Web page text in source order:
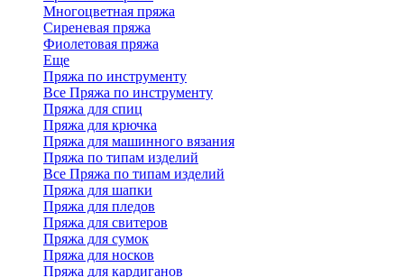
Многоцветная пряжа
Сиреневая пряжа
Фиолетовая пряжа
Еще
Пряжа по инструменту
Все Пряжа по инструменту
Пряжа для спиц
Пряжа для крючка
Пряжа для машинного вязания
Пряжа по типам изделий
Все Пряжа по типам изделий
Пряжа для шапки
Пряжа для пледов
Пряжа для свитеров
Пряжа для сумок
Пряжа для носков
Пряжа для кардиганов